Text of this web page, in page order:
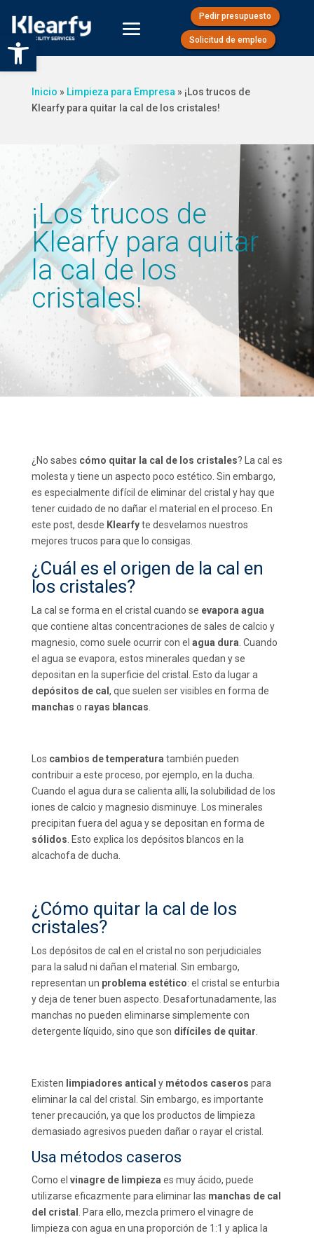
Abrir barra de herramientas
Pedir presupuesto
Solicitud de empleo
Inicio » Limpieza para Empresa » ¡Los trucos de
Klearfy para quitar la cal de los cristales!
¡Los trucos de
Klearfy para quitar
la cal de los
cristales!
¿No sabes cómo quitar la cal de los cristales? La cal es
molesta y tiene un aspecto poco estético. Sin embargo,
es especialmente difícil de eliminar del cristal y hay que
tener cuidado de no dañar el material en el proceso. En
este post, desde Klearfyte desvelamos nuestros
mejores trucos para que lo consigas.
¿Cuál es el origen de la cal en
los cristales?
La cal se forma en el cristal cuando se evapora agua
que contiene altas concentraciones de sales de calcio y
magnesio, como suele ocurrir con el agua dura . Cuando
el agua se evapora, estos minerales quedan y se
depositan en la superficie del cristal. Esto da lugar a
depósitos de cal , que suelen ser visibles en forma de
manchas o rayas blancas
Los cambios de temperatura también pueden
contribuir a este proceso, por ejemplo, en la ducha.
Cuando el agua dura se calienta allí, la solubilidad de los
iones de calcio y magnesio disminuye. Los minerales
precipitan fuera del agua y se depositan en forma de
sólidos . Esto explica los depósitos blancos en la
alcachofa de ducha.
¿Cómo quitar la cal de los
cristales?
Los depósitos de cal en el cristal no son perjudiciales
para la salud ni dañan el material. Sin embargo,
representan un problema estético: el cristal se enturbia
y deja de tener buen aspecto. Desafortunadamente, las
manchas no pueden eliminarse simplemente con
detergente líquido, sino que son difíciles de quitar
Existen limpiadores antical y métodos caseros para
eliminar la cal del cristal. Sin embargo, es importante
tener precaución, ya que los productos de limpieza
demasiado agresivos pueden dañar o rayar el cristal.
Usa métodos caseros
Como el vinagre de limpieza es muy ácido, puede
utilizarse eficazmente para eliminar las manchas de cal
del cristal
. Para ello, mezcla primero el vinagre de
limpieza con agua en una proporción de 1:1 y aplica la